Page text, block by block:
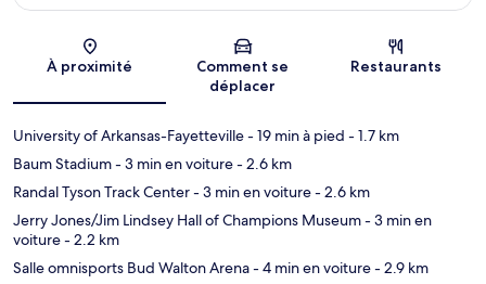
Carte
À proximité
Comment se
déplacer
Restaurants
University of Arkansas-Fayetteville- 19 min à pied - 1.7 km
Baum Stadium- 3 min en voiture- 2.6 km
Randal Tyson Track Center- 3 min en voiture- 2.6 km
Jerry Jones/Jim Lindsey Hall of Champions Museum- 3 min en
voiture- 2.2 km
Salle omnisports Bud Walton Arena- 4 min en voiture- 2.9 km